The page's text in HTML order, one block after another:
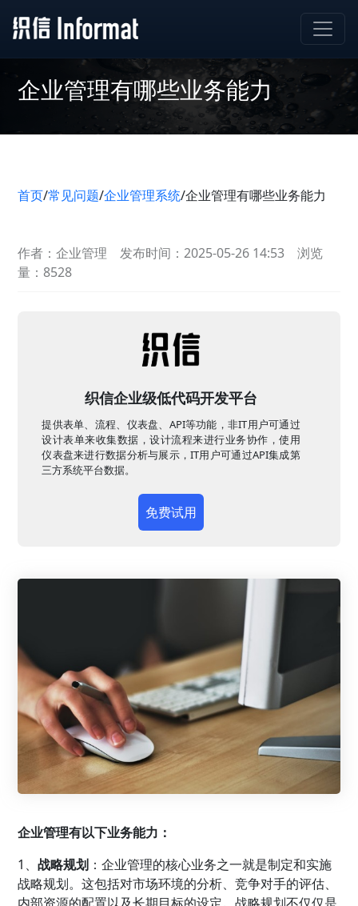
企业管理有哪些业务能力
首页/常见问题/企业管理系统/企业管理有哪些业务能力
作者：企业管理 发布时间：2025-05-26 14:53
浏览
量：8528
织信企业级低代码开发平台
提供表单、流程、仪表盘、API等功能，非IT用户可通过
设计表单来收集数据，设计流程来进行业务协作，使用
仪表盘来进行数据分析与展示，IT用户可通过API集成第
三方系统平台数据。
免费试用
企业管理有以下业务能力：
1、战略规划 ：企业管理的核心业务之一就是制定和实施
战略规划。这包括对市场环境的分析、竞争对手的评估、